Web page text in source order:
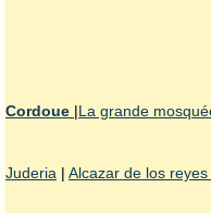
Cordoue |La grande
Juderia | Alcazar de los